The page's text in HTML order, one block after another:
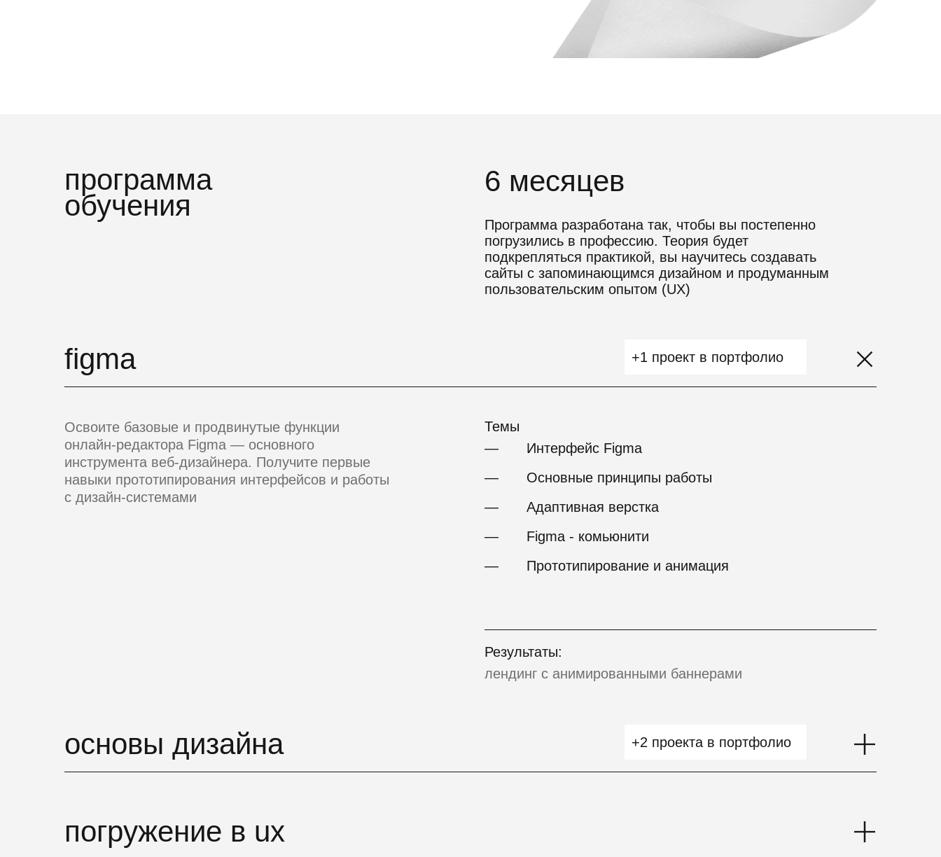
программа
обучения
Программа разработана так, чтобы вы постепенно
погрузились в профессию. Теория будет
подкрепляться практикой, вы научитесь создавать
сайты с запоминающимся дизайном и продуманным
пользовательским опытом (UX)
6 месяцев
figma +1 проект в портфолио
Освоите базовые и продвинутые функции
онлайн-редактора Figma — основного
инструмента веб-дизайнера. Получите первые
навыки прототипирования интерфейсов и работы
с дизайн-системами
Результаты:
лендинг с анимированными баннерами
Интерфейс Figma
—
Основные принципы работы
—
Адаптивная верстка
—
Figma - комьюнити
—
Темы
Прототипирование и анимация
—
основы дизайна +2 проекта в портфолио
погружение в ux